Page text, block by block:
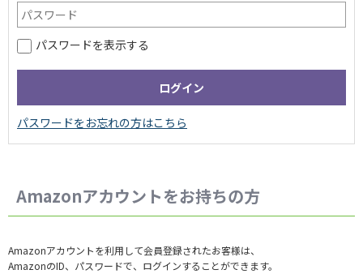
パスワードを表示する
Amazonアカウントをお持ちの方
Amazonアカウントを利用して会員登録されたお客様は、
AmazonのID、パスワードで、ログインすることができます。